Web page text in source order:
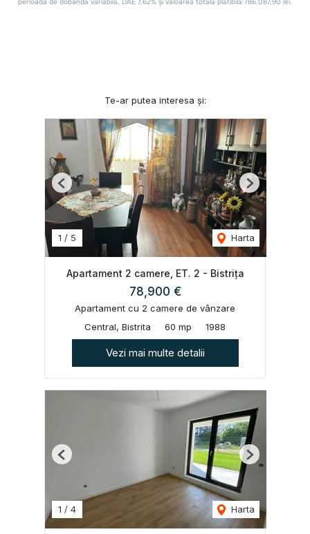
Te-ar putea interesa și:
1 / 5 Harta
Previous Next
Apartament 2 camere, ET. 2 - Bistrița
78,900 €
Apartament cu 2 camere de vânzare
Central, Bistrita
60 mp 1988
Vezi mai multe detalii
1 / 4 Harta
Previous Next